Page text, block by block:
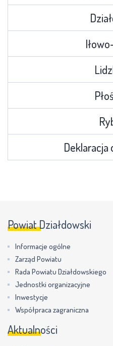
Deklaracja
Powiat Działdowski
Informacje ogólne
Zarząd Powiatu
Rada Powiatu Działdowskiego
Jednostki organizacyjne
Inwestycje
Współpraca zagraniczna
Aktualności